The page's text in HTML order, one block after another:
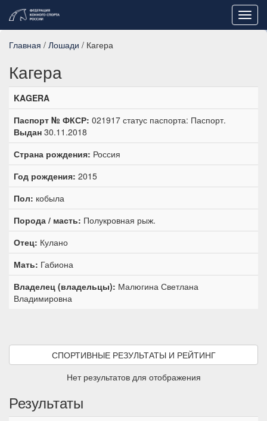
Главная / Лошади / Кагера
Кагера
KAGERA
Паспорт № ФКСР: 021917 статус паспорта: Паспорт.
Выдан 30.11.2018
Страна рождения: Россия
Год рождения: 2015
Пол: кобыла
Порода / масть: Полукровная рыж.
Отец: Кулано
Мать: Габиона
Владелец (владельцы): Малюгина Светлана
Владимировна
СПОРТИВНЫЕ РЕЗУЛЬТАТЫ И РЕЙТИНГ
Нет результатов для отображения
Результаты